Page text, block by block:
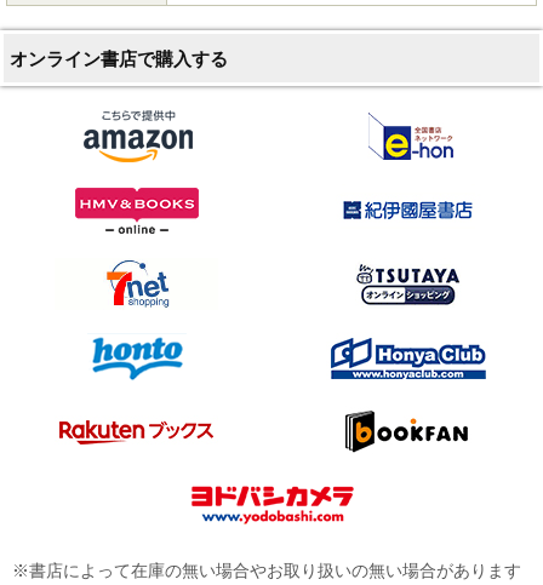
オンライン書店で購入する
※書店によって在庫の無い場合やお取り扱いの無い場合があります